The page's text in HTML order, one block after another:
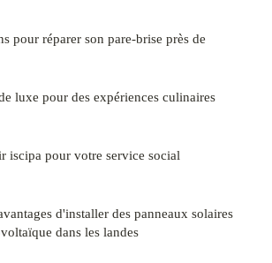
pour réparer son pare-brise près de
luxe pour des expériences culinaires
iscipa pour votre service social
d'installer des panneaux solaires
dans les landes